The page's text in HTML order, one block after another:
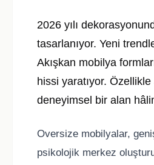
2026 yılı
tasarlanıyor. Yeni
Akışkan mobilya
hissi yaratıyor.
deneyimsel bir alan
Oversize mobilyalar,
psikolojik merkez